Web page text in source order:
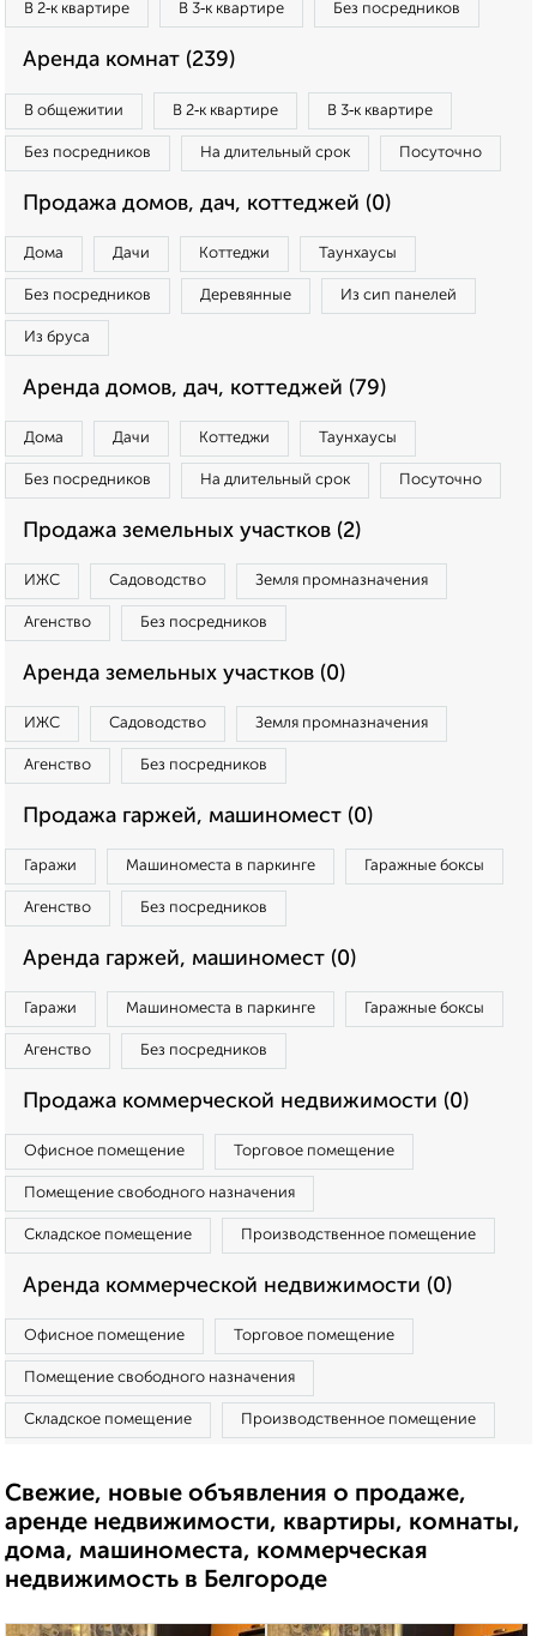
В 2‑к квартире В 3‑к квартире Без посредников
Аренда комнат (239)
В общежитии В 2‑к квартире В 3‑к квартире
Без посредников На длительный срок Посуточно
Продажа домов, дач, коттеджей (0)
Дома Дачи Коттеджи Таунхаусы
Без посредников Деревянные Из сип панелей
Из бруса
Аренда домов, дач, коттеджей (79)
Дома Дачи Коттеджи Таунхаусы
Без посредников На длительный срок Посуточно
Продажа земельных участков (2)
ИЖС Садоводство Земля промназначения
Агенство Без посредников
Аренда земельных участков (0)
ИЖС Садоводство Земля промназначения
Агенство Без посредников
Продажа гаржей, машиномест (0)
Гаражи Машиноместа в паркинге Гаражные боксы
Агенство Без посредников
Аренда гаржей, машиномест (0)
Гаражи Машиноместа в паркинге Гаражные боксы
Агенство Без посредников
Продажа коммерческой недвижимости (0)
Офисное помещение Торговое помещение
Помещение свободного назначения
Складское помещение Производственное помещение
Аренда коммерческой недвижимости (0)
Офисное помещение Торговое помещение
Помещение свободного назначения
Складское помещение Производственное помещение
Свежие, новые объявления о продаже,
аренде недвижимости, квартиры, комнаты,
дома, машиноместа, коммерческая
недвижимость в Белгороде